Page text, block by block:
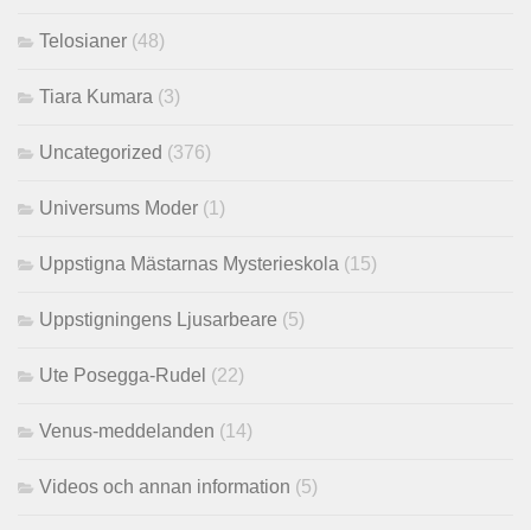
Telosianer (48)
Tiara Kumara (3)
Uncategorized (376)
Universums Moder (1)
Uppstigna Mästarnas Mysterieskola (15)
Uppstigningens Ljusarbeare (5)
Ute Posegga-Rudel (22)
Venus-meddelanden (14)
Videos och annan information (5)